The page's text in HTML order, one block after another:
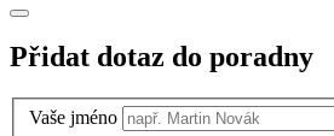
Přidat dotaz do poradny
Vaše jméno